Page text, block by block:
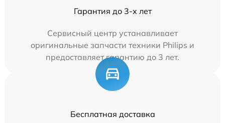
Гарантия до 3-х лет
Сервисный центр устанавливает
оригинальные запчасти техники Philips и
предоставляет гарантию до 3 лет.
Бесплатная доставка